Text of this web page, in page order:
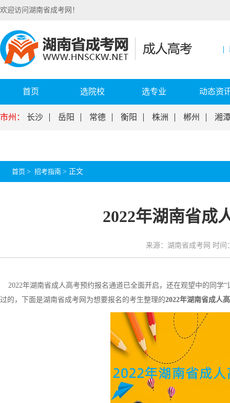
欢迎访问湖南省成考网！
首页 选院校 选专业 动态资
市州： 长沙 岳阳 常德 衡阳 株洲 郴州 湘
首页 > 招考指南 > 正文
2022年湖南省成
来源：湖南省成考网 时间
2022年湖南省成人高考预约报名通道已全面开启，还在观望中的同学
过的，下面是湖南省成考网为想要报名的考生整理的2022年湖南省成人